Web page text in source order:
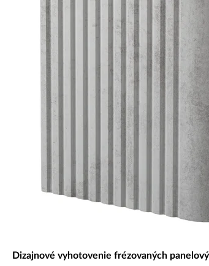
Dekoratívne panely & dvierka
Dizajnové vyhotovenie frézovaných